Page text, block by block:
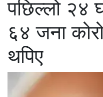
पछिल्लो २४
६४ जना
थपिए